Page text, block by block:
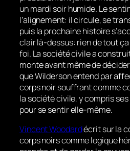
un mardi soir humide. Le
l’alignement: il circule, se
puis la prochaine histoire
clair là-dessus: rien de tout ça
foi. La société civile a
monte avant même de décider
que Wilderson entend par
corps noir souffrant comme
la société civile, y compris
pour se sentir elle-même.
Vincent Woodardécrit sur la
corps noirs comme logique